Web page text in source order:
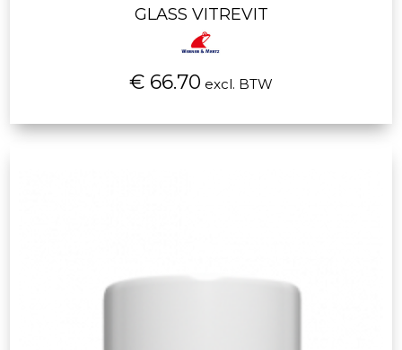
GLASS VITREVIT
€ 66.70 excl. BTW